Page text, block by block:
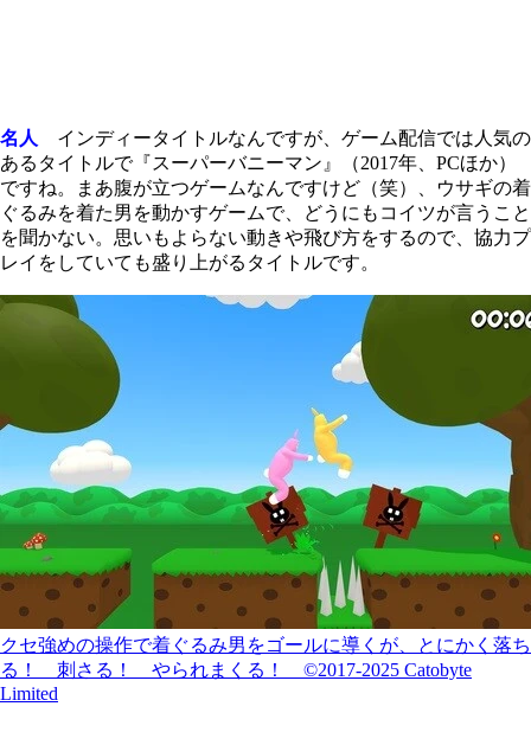
名人
インディータイトルなんですが、ゲーム配信では人気の
あるタイトルで『スーパーバニーマン』（2017年、PCほか）
ですね。まあ腹が立つゲームなんですけど（笑）、ウサギの着
ぐるみを着た男を動かすゲームで、どうにもコイツが言うこと
を聞かない。思いもよらない動きや飛び方をするので、協力プ
レイをしていても盛り上がるタイトルです。
クセ強めの操作で着ぐるみ男をゴールに導くが、とにかく落ち
る！ 刺さる！ やられまくる！ ©2017-2025 Catobyte
Limited